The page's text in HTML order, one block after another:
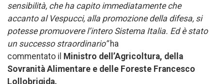
sensibilità, che ha capito immediatamente che
accanto al Vespucci, alla promozione della difesa, si
potesse promuovere l’intero Sistema Italia. Ed è stato
un successo straordinario”ha
commentato il Ministro dell’Agricoltura, della
Sovranità Alimentare e delle Foreste Francesco
Lollobrigida.